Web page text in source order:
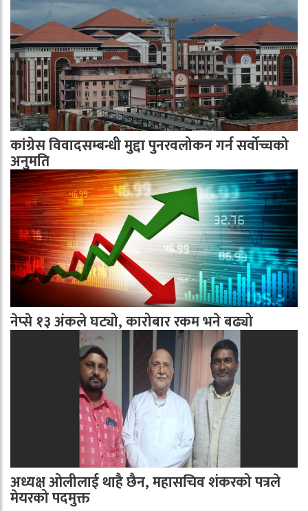
कांग्रेस विवादसम्बन्धी मुद्दा पुनरवलोकन गर्न सर्वोच्चको
अनुमति
नेप्से १३ अंकले घट्यो, कारोबार रकम भने बढ्यो
अध्यक्ष ओलीलाई थाहै छैन, महासचिव शंकरको पत्रले
मेयरको पदमुक्त